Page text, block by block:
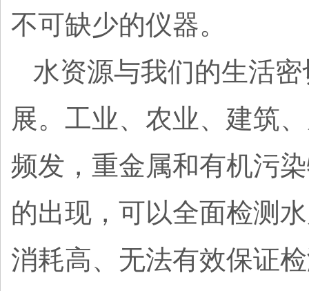
不可缺少的仪器。
水资源与我们的生活
展。工业、农业、建筑
频发，重金属和有机污
的出现，可以全面检测
消耗高、无法有效保证